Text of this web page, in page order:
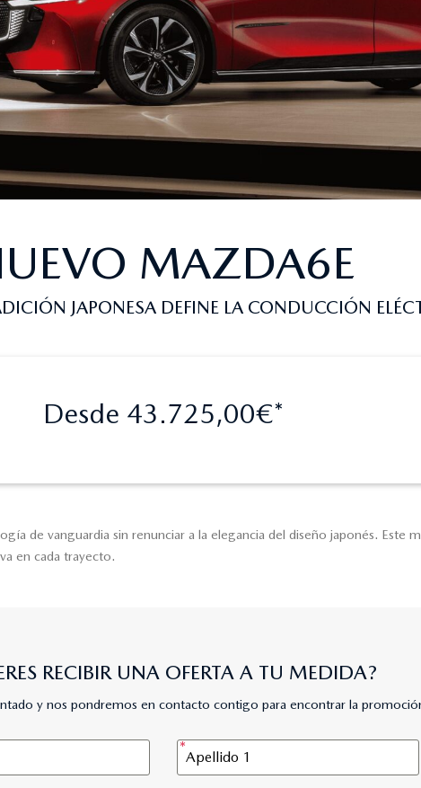
MAZDA6E
JAPONESA DEFINE LA CONDUCCIÓN
Desde 43.725,00€*
de vanguardia sin renunciar a la elegancia del diseño japonés. Este
en cada trayecto.
RECIBIR UNA OFERTA A TU MEDIDA?
y nos pondremos en contacto contigo para encontrar la